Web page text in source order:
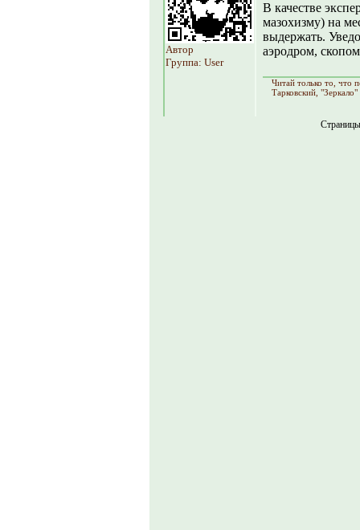
Автор
Группа: User
В качестве
мазохизму) на
выдержать.
аэродром,
Читай только то, что
Тарковский, "Зеркало"